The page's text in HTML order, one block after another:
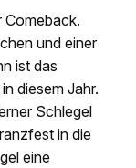
Comeback.
und einer
ist das
diesem Jahr.
Schlegel
in die
eine